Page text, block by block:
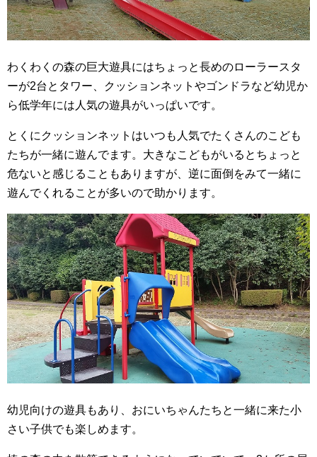
わくわくの森の巨大遊具にはちょっと長めのローラースタ
ーが2台とタワー、クッションネットやゴンドラなど幼児か
ら低学年には人気の遊具がいっぱいです。
とくにクッションネットはいつも人気でたくさんのこども
たちが一緒に遊んでます。大きなこどもがいるとちょっと
危ないと感じることもありますが、逆に面倒をみて一緒に
遊んでくれることが多いので助かります。
幼児向けの遊具もあり、おにいちゃんたちと一緒に来た小
さい子供でも楽しめます。